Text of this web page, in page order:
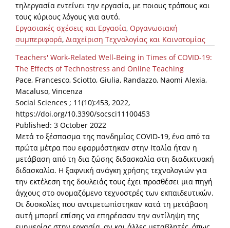
τηλεργασία εντείνει την εργασία, με ποιους τρόπους και
τους κύριους λόγους για αυτό.
Εργασιακές σχέσεις και Εργασία, Οργανωσιακή
συμπεριφορά, Διαχείριση Τεχνολογίας και Καινοτομίας
Teachers' Work-Related Well-Being in Times of COVID-19:
The Effects of Technostress and Online Teaching
Pace, Francesco, Sciotto, Giulia, Randazzo, Naomi Alexia,
Macaluso, Vincenza
Social Sciences ; 11(10):453, 2022,
https://doi.org/10.3390/socsci11100453
Published: 3 October 2022
Μετά το ξέσπασμα της πανδημίας COVID-19, ένα από τα
πρώτα μέτρα που εφαρμόστηκαν στην Ιταλία ήταν η
μετάβαση από τη δια ζώσης διδασκαλία στη διαδικτυακή
διδασκαλία. Η ξαφνική ανάγκη χρήσης τεχνολογιών για
την εκτέλεση της δουλειάς τους έχει προσθέσει μια πηγή
άγχους στο ονομαζόμενο τεχνοστρές των εκπαιδευτικών.
Οι δυσκολίες που αντιμετωπίστηκαν κατά τη μετάβαση
αυτή μπορεί επίσης να επηρέασαν την αντίληψη της